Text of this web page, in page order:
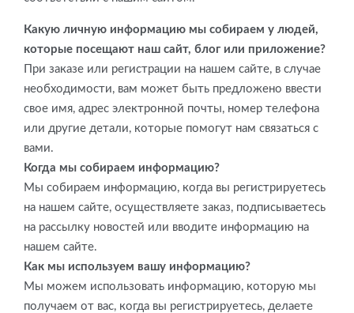
Какую личную информацию мы собираем у людей,
которые посещают наш сайт, блог или приложение?
При заказе или регистрации на нашем сайте, в случае
необходимости, вам может быть предложено ввести
свое имя, адрес электронной почты, номер телефона
или другие детали, которые помогут нам связаться с
вами.
Когда мы собираем информацию?
Мы собираем информацию, когда вы регистрируетесь
на нашем сайте, осуществляете заказ, подписываетесь
на рассылку новостей или вводите информацию на
нашем сайте.
Как мы используем вашу информацию?
Мы можем использовать информацию, которую мы
получаем от вас, когда вы регистрируетесь, делаете